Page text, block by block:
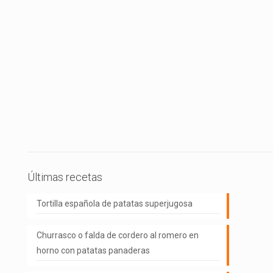
Últimas recetas
Tortilla española de patatas superjugosa
Churrasco o falda de cordero al romero en
horno con patatas panaderas